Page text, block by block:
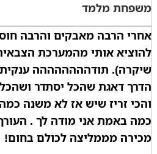
משפחת מלמד
אחרי הרבה מאבקים והרבה
להוציא אותי מהמערכת
שיקרה). תודהההההההה ענקית
הדרך דאגת שהכל יסתדר ושהכל
והכי זריז שיש אז לא משנה
כמה באמת אני מודה לך .
מכירה מממליצה לכולם בחום!